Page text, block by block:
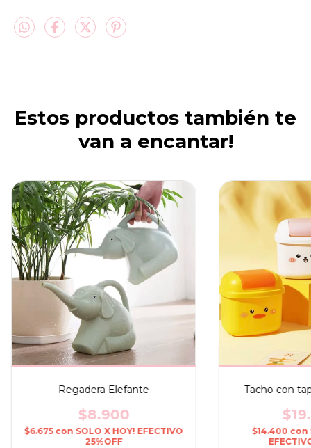
Estos productos también te
van a encantar!
Regadera Elefante
$8.900
$6.675 con SOLO X HOY! EFECTIVO
25%OFF
Tacho con
$14.400 con